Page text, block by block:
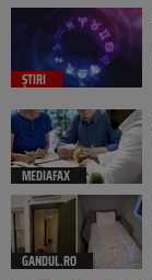
ȘTIRI
MEDIAFAX
GANDUL.RO